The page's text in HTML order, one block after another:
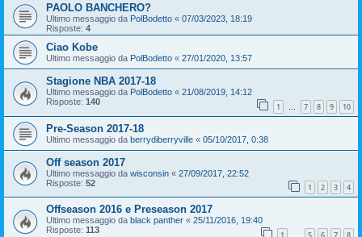
PAOLO BANCHERO?
Ultimo messaggio da PolBodetto « 07/03/2023, 18:19
Risposte: 4
Ciao Kobe
Ultimo messaggio da PolBodetto « 27/01/2020, 13:57
Stagione NBA 2017-18
Ultimo messaggio da PolBodetto « 21/08/2019, 14:12
Risposte: 140 1 … 7 8 9 10
Pre-Season 2017-18
Ultimo messaggio da berrydiberryville « 05/10/2017, 0:38
Off season 2017
Ultimo messaggio da wisconsin « 27/09/2017, 22:52
Risposte: 52 1 2 3 4
Offseason 2016 e Preseason 2017
Ultimo messaggio da black panther « 25/11/2016, 19:40
Risposte: 113 1 5 6 7 8